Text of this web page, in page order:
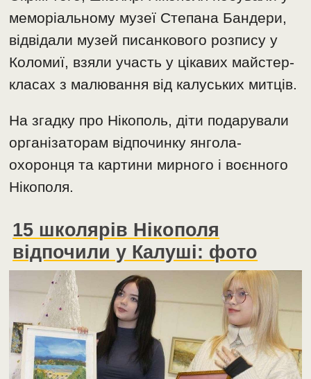
меморіальному музеї Степана Бандери,
відвідали музей писанкового розпису у
Коломиї, взяли участь у цікавих майстер-
класах з малювання від калуських митців.
На згадку про Нікополь, діти подарували
організаторам відпочинку янгола-
охоронця та картини мирного і воєнного
Нікополя.
15 школярів Нікополя
відпочили у Калуші: фото